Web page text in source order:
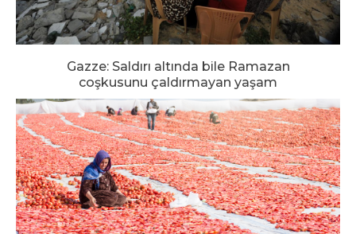
Gazze: Saldırı altında bile Ramazan
coşkusunu çaldırmayan yaşam